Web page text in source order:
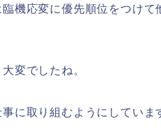
機応変に優先順位をつけて
変でしたね。
に取り組むようにしていま